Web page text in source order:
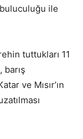
ile
tuttukları 11
barış
ve Mısır’ın